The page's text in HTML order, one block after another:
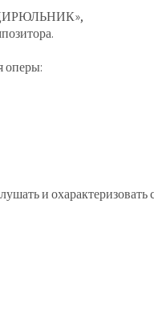
оперы:
и